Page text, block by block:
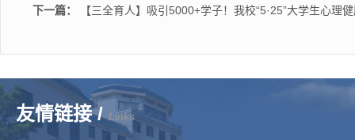
下一篇：
【三全育人】吸引5000+学子！我校“5·25”大学生心理
友情链接 /Links